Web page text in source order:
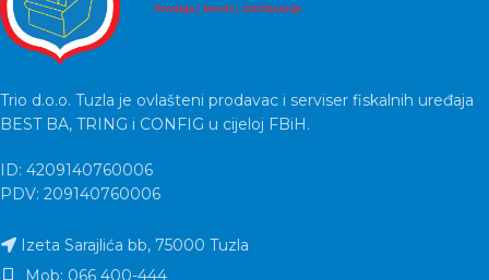
Trio d.o.o. Tuzla je ovlašteni prodavac i serviser fiskalnih uređaja
BEST BA, TRING i CONFIG u cijeloj FBiH.
ID: 4209140760006
PDV: 209140760006
Izeta Sarajlića bb, 75000 Tuzla
Mob: 066 400-444